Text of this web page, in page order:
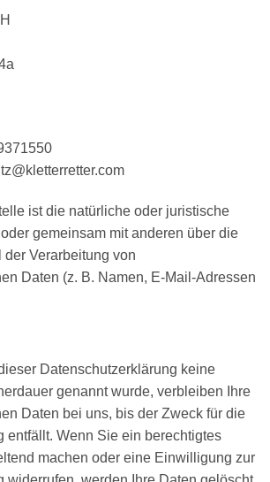
ist die natürliche oder juristische
gemeinsam mit anderen über die
Verarbeitung von
Daten (z. B. Namen, E-Mail-Adressen
Datenschutzerklärung keine
genannt wurde, verbleiben Ihre
Daten bei uns, bis der Zweck für die
entfällt. Wenn Sie ein berechtigtes
machen oder eine Einwilligung zur